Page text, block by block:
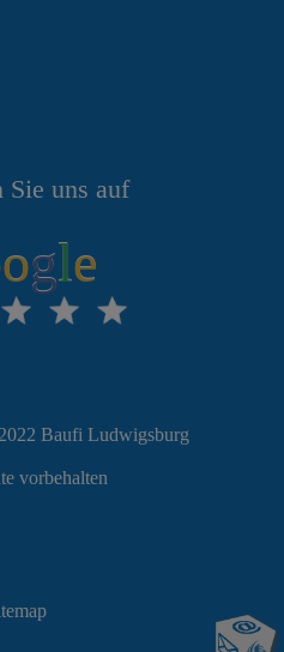
Sie uns auf
ogle
Baufi Ludwigsburg
vorbehalten